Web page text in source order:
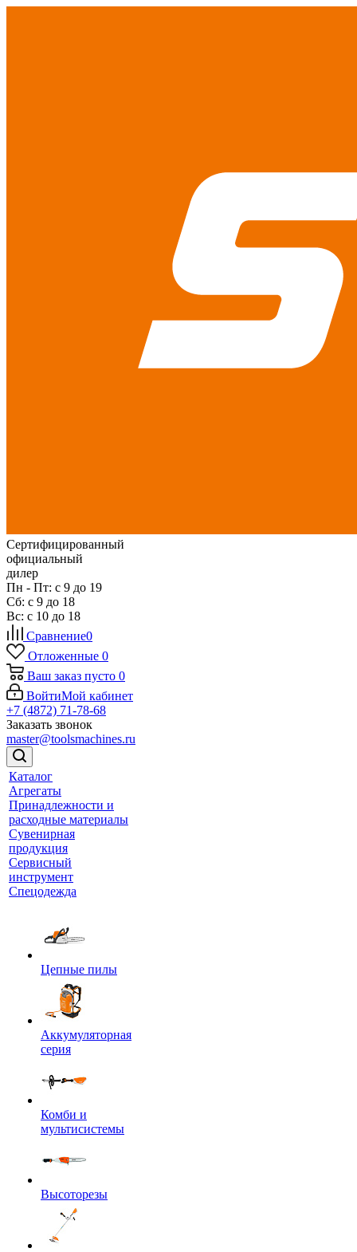
Сертифицированный
официальный
дилер
Пн - Пт: с 9 до 19
Сб: с 9 до 18
Вс: с 10 до 18
Сравнение0
Отложенные 0
Ваш заказ пусто 0
ВойтиМой кабинет
+7 (4872) 71-78-68
Заказать звонок
master@toolsmachines.ru
Каталог
Агрегаты
Принадлежности и
расходные материалы
Сувенирная
продукция
Сервисный
инструмент
Спецодежда
Цепные пилы
Аккумуляторная
серия
Комби и
мультисистемы
Высоторезы